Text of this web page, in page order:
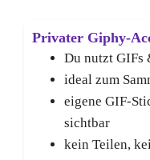
Privater Giphy-
Du nutzt GIFs
ideal zum
eigene GIF-
sichtbar
kein Teilen,